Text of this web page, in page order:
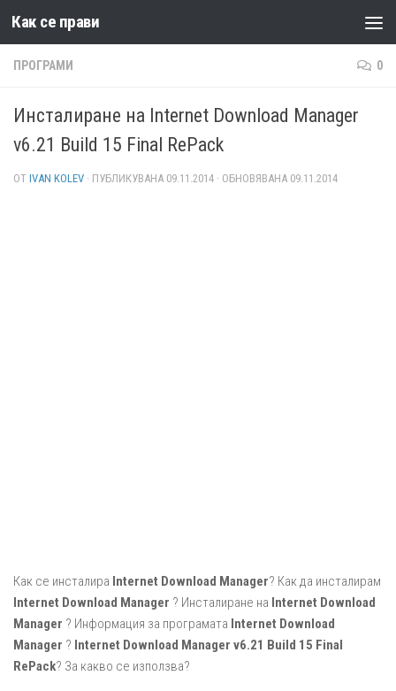
Към съдържанието
Как се прави
ПРОГРАМИ 0
Инсталиране на Internet Download Manager
v6.21 Build 15 Final RePack
ОТ IVAN KOLEV · ПУБЛИКУВАНА 09.11.2014 · ОБНОВЯВАНА 09.11.2014
Как се инсталира Internet Download Manager? Как да инсталирам
Internet Download Manager ? Инсталиране на Internet Download
Manager ? Информация за програмата Internet Download
Manager ? Internet Download Manager v6.21 Build 15 Final
RePack? За какво се използва?